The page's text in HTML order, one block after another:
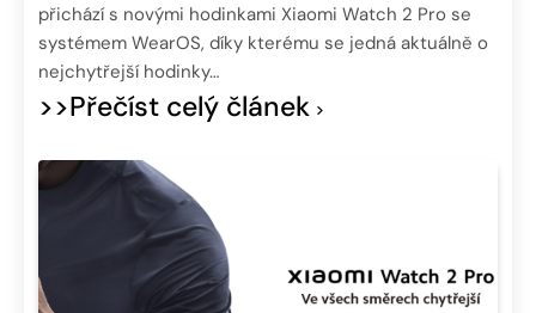
přichází s novými hodinkami Xiaomi Watch 2 Pro se
systémem WearOS, díky kterému se jedná aktuálně o
nejchytřejší hodinky…
>>Přečíst celý článek